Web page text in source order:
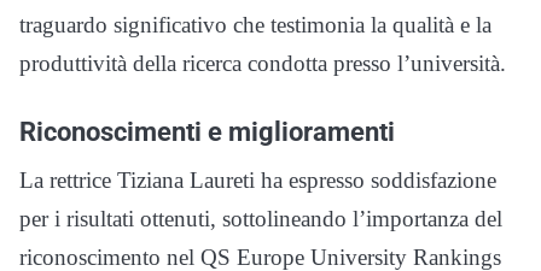
traguardo significativo che testimonia la qualità e la
produttività della ricerca condotta presso l’università.
Riconoscimenti e miglioramenti
La rettrice Tiziana Laureti ha espresso soddisfazione
per i risultati ottenuti, sottolineando l’importanza del
riconoscimento nel QS Europe University Rankings